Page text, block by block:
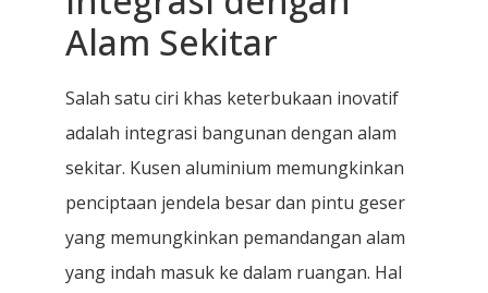
Alam Sekitar
Salah satu ciri khas keterbukaan inovatif
adalah integrasi bangunan dengan alam
sekitar. Kusen aluminium memungkinkan
penciptaan jendela besar dan pintu geser
yang memungkinkan pemandangan alam
yang indah masuk ke dalam ruangan. Hal